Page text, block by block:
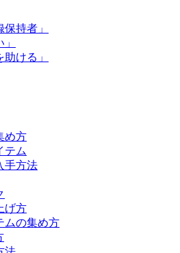
持者」
ける」
め方
テム
手方法
げ方
ムの集め方